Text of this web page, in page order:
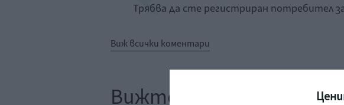
Трябва да сте регистриран потребител
Виж всички коментари
Вижте още